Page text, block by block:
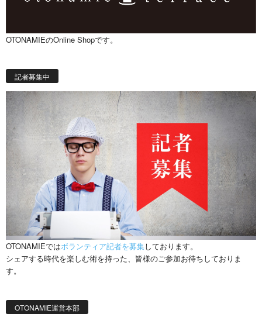
OTONAMIEのOnline Shopです。
記者募集中
OTONAMIEではボランティア記者を募集しております。
シェアする時代を楽しむ術を持った、皆様のご参加お待ちしておりま
す。
OTONAMIE運営本部